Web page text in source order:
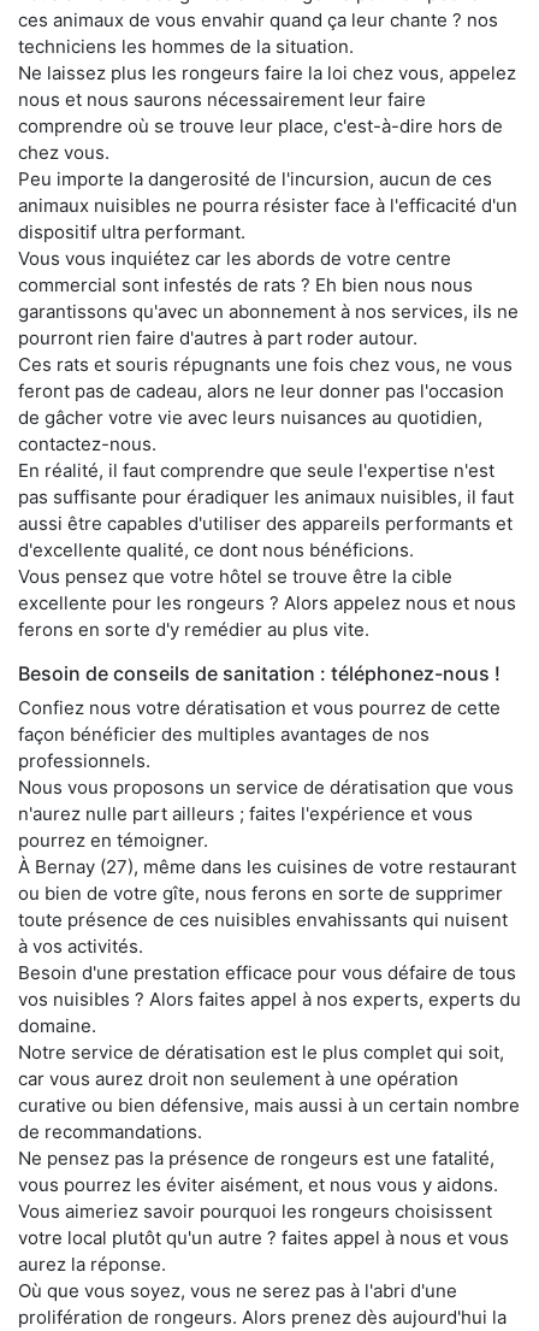
ces animaux de vous envahir quand ça leur chante ? nos
techniciens les hommes de la situation.
Ne laissez plus les rongeurs faire la loi chez vous, appelez
nous et nous saurons nécessairement leur faire
comprendre où se trouve leur place, c'est-à-dire hors de
chez vous.
Peu importe la dangerosité de l'incursion, aucun de ces
animaux nuisibles ne pourra résister face à l'efficacité d'un
dispositif ultra performant.
Vous vous inquiétez car les abords de votre centre
commercial sont infestés de rats ? Eh bien nous nous
garantissons qu'avec un abonnement à nos services, ils ne
pourront rien faire d'autres à part roder autour.
Ces rats et souris répugnants une fois chez vous, ne vous
feront pas de cadeau, alors ne leur donner pas l'occasion
de gâcher votre vie avec leurs nuisances au quotidien,
contactez-nous.
En réalité, il faut comprendre que seule l'expertise n'est
pas suffisante pour éradiquer les animaux nuisibles, il faut
aussi être capables d'utiliser des appareils performants et
d'excellente qualité, ce dont nous bénéficions.
Vous pensez que votre hôtel se trouve être la cible
excellente pour les rongeurs ? Alors appelez nous et nous
ferons en sorte d'y remédier au plus vite.
Besoin de conseils de sanitation : téléphonez-nous !
Confiez nous votre dératisation et vous pourrez de cette
façon bénéficier des multiples avantages de nos
professionnels.
Nous vous proposons un service de dératisation que vous
n'aurez nulle part ailleurs ; faites l'expérience et vous
pourrez en témoigner.
À Bernay (27), même dans les cuisines de votre restaurant
ou bien de votre gîte, nous ferons en sorte de supprimer
toute présence de ces nuisibles envahissants qui nuisent
à vos activités.
Besoin d'une prestation efficace pour vous défaire de tous
vos nuisibles ? Alors faites appel à nos experts, experts du
domaine.
Notre service de dératisation est le plus complet qui soit,
car vous aurez droit non seulement à une opération
curative ou bien défensive, mais aussi à un certain nombre
de recommandations.
Ne pensez pas la présence de rongeurs est une fatalité,
vous pourrez les éviter aisément, et nous vous y aidons.
Vous aimeriez savoir pourquoi les rongeurs choisissent
votre local plutôt qu'un autre ? faites appel à nous et vous
aurez la réponse.
Où que vous soyez, vous ne serez pas à l'abri d'une
prolifération de rongeurs. Alors prenez dès aujourd'hui la